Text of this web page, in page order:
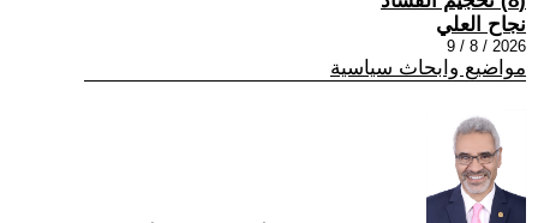
نجاح العلي
2026 / 8 / 9
مواضيع وابحاث سياسية